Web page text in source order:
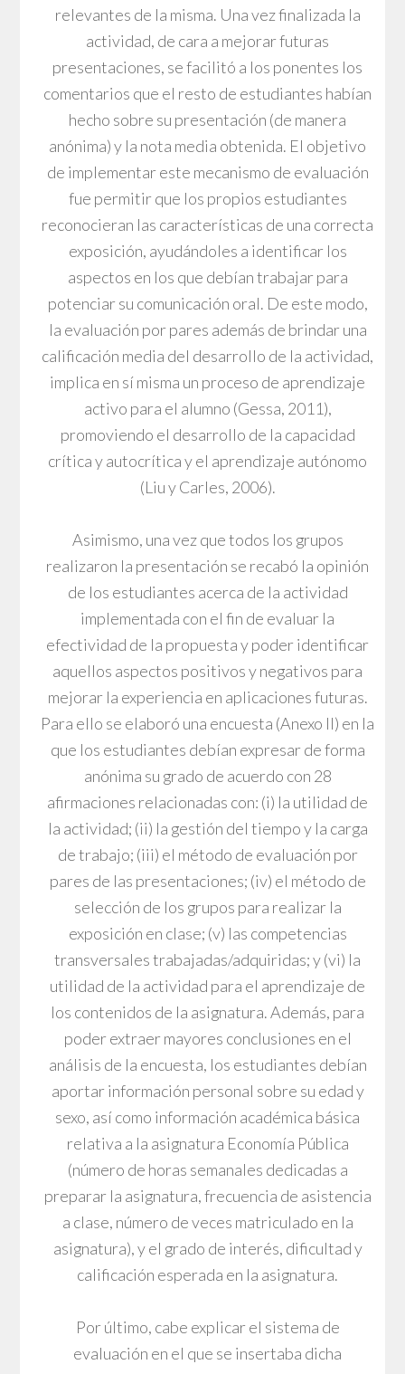
relevantes de la misma. Una vez finalizada la
actividad, de cara a mejorar futuras
presentaciones, se facilitó a los ponentes los
comentarios que el resto de estudiantes habían
hecho sobre su presentación (de manera
anónima) y la nota media obtenida. El objetivo
de implementar este mecanismo de evaluación
fue permitir que los propios estudiantes
reconocieran las características de una correcta
exposición, ayudándoles a identificar los
aspectos en los que debían trabajar para
potenciar su comunicación oral. De este modo,
la evaluación por pares además de brindar una
calificación media del desarrollo de la actividad,
implica en sí misma un proceso de aprendizaje
activo para el alumno (Gessa, 2011),
promoviendo el desarrollo de la capacidad
crítica y autocrítica y el aprendizaje autónomo
(Liu y Carles, 2006).
Asimismo, una vez que todos los grupos
realizaron la presentación se recabó la opinión
de los estudiantes acerca de la actividad
implementada con el fin de evaluar la
efectividad de la propuesta y poder identificar
aquellos aspectos positivos y negativos para
mejorar la experiencia en aplicaciones futuras.
Para ello se elaboró una encuesta (Anexo II) en la
que los estudiantes debían expresar de forma
anónima su grado de acuerdo con 28
afirmaciones relacionadas con: (i) la utilidad de
la actividad; (ii) la gestión del tiempo y la carga
de trabajo; (iii) el método de evaluación por
pares de las presentaciones; (iv) el método de
selección de los grupos para realizar la
exposición en clase; (v) las competencias
transversales trabajadas/adquiridas; y (vi) la
utilidad de la actividad para el aprendizaje de
los contenidos de la asignatura. Además, para
poder extraer mayores conclusiones en el
análisis de la encuesta, los estudiantes debían
aportar información personal sobre su edad y
sexo, así como información académica básica
relativa a la asignatura Economía Pública
(número de horas semanales dedicadas a
preparar la asignatura, frecuencia de asistencia
a clase, número de veces matriculado en la
asignatura), y el grado de interés, dificultad y
calificación esperada en la asignatura.
Por último, cabe explicar el sistema de
evaluación en el que se insertaba dicha